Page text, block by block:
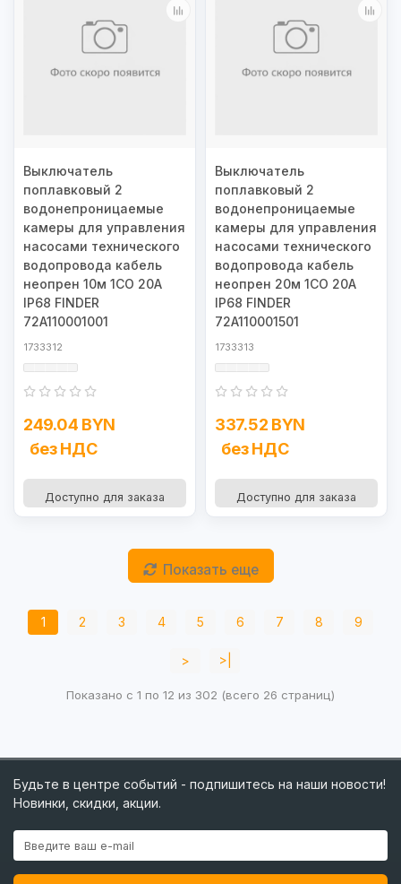
Выключатель
поплавковый 2
водонепроницаемые
камеры для управления
насосами технического
водопровода кабель
неопрен 10м 1СО 20А
IP68 FINDER
72A110001001
1733312
249.04 BYN
без НДС
Доступно для заказа
Выключатель
поплавковый 2
водонепроницаемые
камеры для управления
насосами технического
водопровода кабель
неопрен 20м 1СО 20А
IP68 FINDER
72A110001501
1733313
337.52 BYN
без НДС
Доступно для заказа
Показать еще
1 2 3 4 5 6 7 8 9
> >|
Показано с 1 по 12 из 302 (всего 26 страниц)
Будьте в центре событий - подпишитесь на наши новости!
Новинки, скидки, акции.